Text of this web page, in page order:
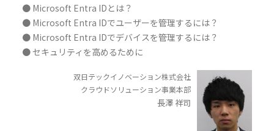
● Microsoft Entra IDとは？
● Microsoft Entra IDでユーザーを管理するには？
● Microsoft Entra IDでデバイスを管理するには？
● セキュリティを高めるために
双日テックイノベーション株式会社
クラウドソリューション事業本部
長澤 祥司